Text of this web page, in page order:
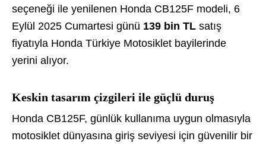
seçeneği ile yenilenen Honda CB125F modeli, 6
Eylül 2025 Cumartesi günü 139 bin TL satış
fiyatıyla Honda Türkiye Motosiklet bayilerinde
yerini alıyor.
Keskin tasarım çizgileri ile güçlü duruş
Honda CB125F, günlük kullanıma uygun olmasıyla
motosiklet dünyasına giriş seviyesi için güvenilir bir